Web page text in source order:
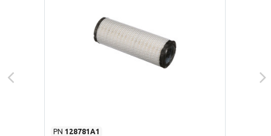
PN 128781A1